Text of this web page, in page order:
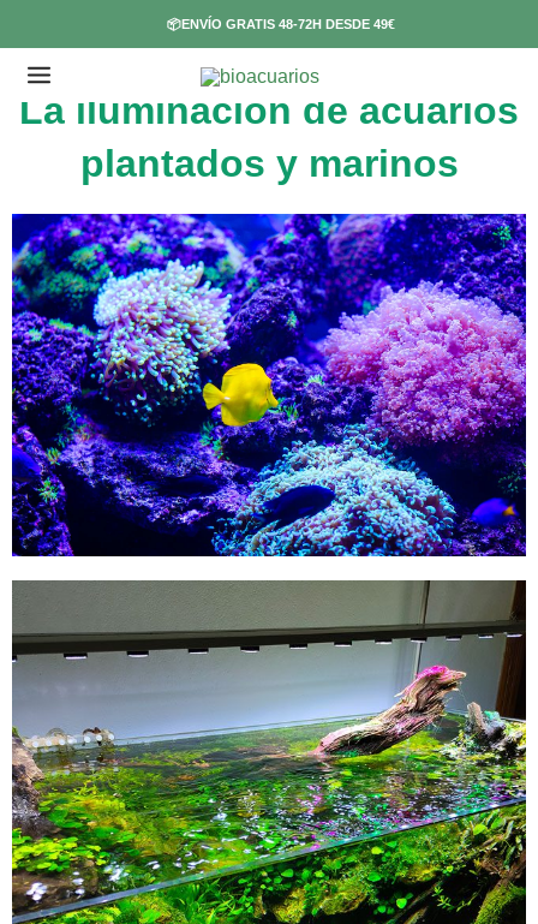
al
contenido
📦ENVÍO GRATIS 48-72H DESDE 49€
La iluminación de acuarios
plantados y marinos